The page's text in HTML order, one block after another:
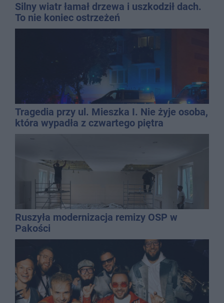
Silny wiatr łamał drzewa i uszkodził dach.
To nie koniec ostrzeżeń
Tragedia przy ul. Mieszka I. Nie żyje osoba,
która wypadła z czwartego piętra
Ruszyła modernizacja remizy OSP w
Pakości